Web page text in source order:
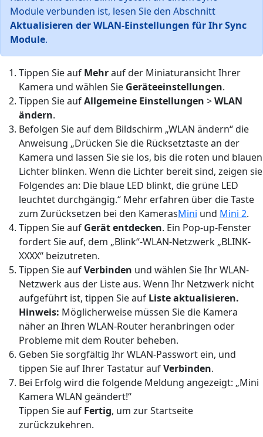
Module verbunden ist, lesen Sie den Abschnitt
Aktualisieren der WLAN-Einstellungen für Ihr Sync
Module.
Tippen Sie auf Mehrauf der Miniaturansicht Ihrer
Kamera und wählen Sie Geräteeinstellungen.
Tippen Sie aufAllgemeine Einstellungen >WLAN
ändern.
Befolgen Sie auf dem Bildschirm „WLAN ändern“ die
Anweisung „Drücken Sie die Rücksetztaste an der
Kamera und lassen Sie sie los, bis die roten und blauen
Lichter blinken. Wenn die Lichter bereit sind, zeigen sie
Folgendes an: Die blaue LED blinkt, die grüne LED
leuchtet durchgängig.“ Mehr erfahren über die Taste
zum Zurücksetzen bei den KamerasMini und Mini 2.
Tippen Sie auf Gerät entdecken. Ein Pop-up-Fenster
fordert Sie auf, dem „Blink“-WLAN-Netzwerk „BLINK-
XXXX“ beizutreten.
Tippen Sie aufVerbinden und wählen Sie Ihr WLAN-
Netzwerk aus der Liste aus. Wenn Ihr Netzwerk nicht
aufgeführt ist, tippen Sie auf Liste aktualisieren.
Hinweis: Möglicherweise müssen Sie die Kamera
näher an Ihren WLAN-Router heranbringen oder
Probleme mit dem Router beheben.
Geben Sie sorgfältig Ihr WLAN-Passwort ein, und
tippen Sie auf Ihrer Tastatur aufVerbinden.
Bei Erfolg wird die folgende Meldung angezeigt: „Mini
Kamera WLAN geändert!“
Tippen Sie auf Fertig, um zur Startseite
zurückzukehren.